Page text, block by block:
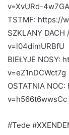
v=XvURd-4w7GA
TSTMF: https://
SZKLANY
v=l04dimURBfU
BIEŁYJE NOSY:
v=eZ1nDCWct7g
OSTATNIA
v=h566t6wwsCc
#Tede